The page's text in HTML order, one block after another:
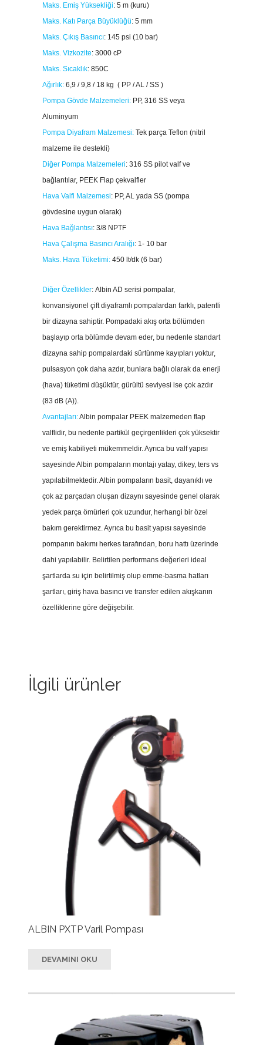
Maks. Emiş Yüksekliği: 5 m (kuru)
Maks. Katı Parça Büyüklüğü: 5 mm
Maks. Çıkış Basıncı: 145 psi (10 bar)
Maks. Vizkozite: 3000 cP
Maks. Sıcaklık: 850C
Ağırlık: 6,9 / 9,8 / 18 kg ( PP / AL / SS )
Pompa Gövde Malzemeleri: PP, 316 SS veya
Aluminyum
Pompa Diyafram Malzemesi: Tek parça Teflon (nitril
malzeme ile destekli)
Diğer Pompa Malzemeleri: 316 SS pilot valf ve
bağlantılar, PEEK Flap çekvalfler
Hava Valfi Malzemesi: PP, AL yada SS (pompa
gövdesine uygun olarak)
Hava Bağlantısı: 3/8 NPTF
Hava Çalışma Basıncı Aralığı: 1- 10 bar
Maks. Hava Tüketimi: 450 lt/dk (6 bar)
Diğer Özellikler: Albin AD serisi pompalar,
konvansiyonel çift diyaframlı pompalardan farklı, patentli
bir dizayna sahiptir. Pompadaki akış orta bölümden
başlayıp orta bölümde devam eder, bu nedenle standart
dizayna sahip pompalardaki sürtünme kayıpları yoktur,
pulsasyon çok daha azdır, bunlara bağlı olarak da enerji
(hava) tüketimi düşüktür, gürültü seviyesi ise çok azdır
(83 dB (A)).
Avantajları:Albin pompalar PEEK malzemeden flap
valflidir, bu nedenle partikül geçirgenlikleri çok yüksektir
ve emiş kabiliyeti mükemmeldir. Ayrıca bu valf yapısı
sayesinde Albin pompaların montajı yatay, dikey, ters vs
yapılabilmektedir. Albin pompaların basit, dayanıklı ve
çok az parçadan oluşan dizaynı sayesinde genel olarak
yedek parça ömürleri çok uzundur, herhangi bir özel
bakım gerektirmez. Ayrıca bu basit yapısı sayesinde
pompanın bakımı herkes tarafından, boru hattı üzerinde
dahi yapılabilir. Belirtilen performans değerleri ideal
şartlarda su için belirtilmiş olup emme-basma hatları
şartları, giriş hava basıncı ve transfer edilen akışkanın
özelliklerine göre değişebilir.
İlgili ürünler
ALBIN PXTP Varil Pompası
DEVAMINI OKU